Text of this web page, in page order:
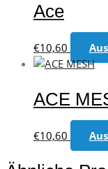
Ace
€10,60
ACE
€10,60